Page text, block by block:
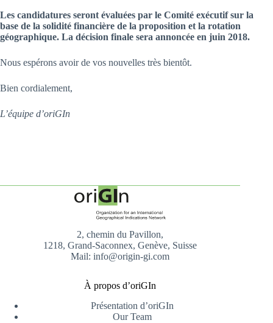
Les candidatures seront évaluées par le Comité exécutif sur la
base de la solidité financière de la proposition et la rotation
géographique. La décision finale sera annoncée en juin 2018.
Nous espérons avoir de vos nouvelles très bientôt.
Bien cordialement,
L’équipe d’oriGIn
2, chemin du Pavillon,
1218, Grand-Saconnex, Genève, Suisse
Mail: info@origin-gi.com
À propos d’oriGIn
Présentation d’oriGIn
Our Team